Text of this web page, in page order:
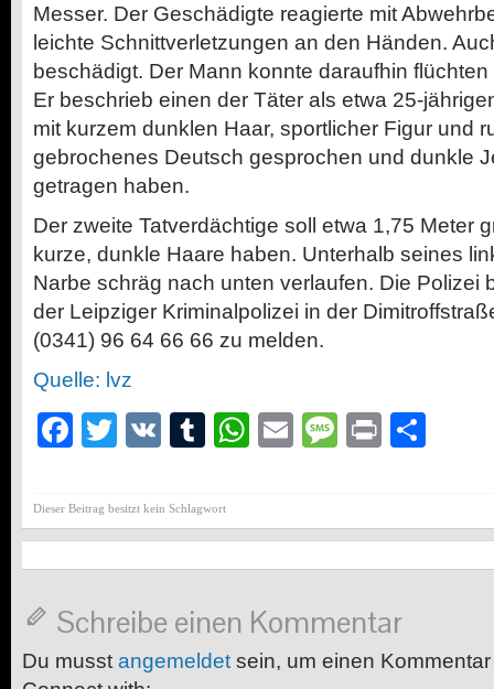
Messer. Der Geschädigte reagierte mit
leichte Schnittverletzungen an den Händen.
beschädigt. Der Mann konnte daraufhin
Er beschrieb einen der Täter als etwa 25-
mit kurzem dunklen Haar, sportlicher Figur und
gebrochenes Deutsch gesprochen und dunkle
getragen haben.
Der zweite Tatverdächtige soll etwa 1,75 Meter
kurze, dunkle Haare haben. Unterhalb seines
Narbe schräg nach unten verlaufen. Die Polizei
der Leipziger Kriminalpolizei in der
(0341) 96 64 66 66 zu melden.
Quelle: lvz
Facebook
Twitter
VK Tumblr
WhatsApp
EmailMessage
Print
Dieser Beitrag besitzt kein Schlagwort
Schreibe einen Kommentar
Du musst angemeldet sein, um einen